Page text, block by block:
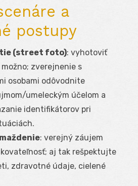
a
postupy
(street foto): vyhotoviť
zverejnenie s
osobami odôvodnite
umeleckým účelom a
identifikátorov pri
: verejný záujem
aj tak rešpektujte
zdravotné údaje, cielené